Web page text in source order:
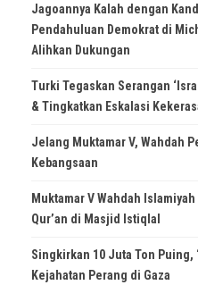
Jagoannya Kalah dengan
Pendahuluan Demokrat di
Alihkan Dukungan
Turki Tegaskan Serangan
& Tingkatkan Eskalasi
Jelang Muktamar V, Wahdah
Kebangsaan
Muktamar V Wahdah
Qur’an di Masjid Istiqlal
Singkirkan 10 Juta Ton Puing,
Kejahatan Perang di Gaza